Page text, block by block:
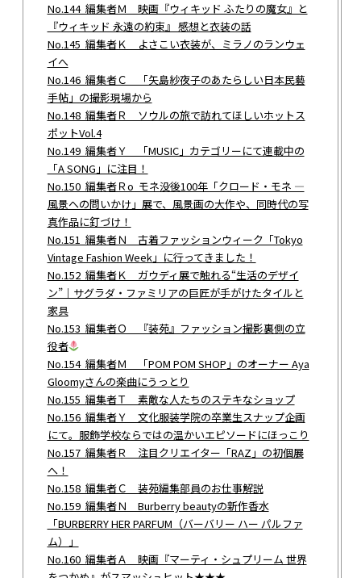
No.144 編集者Ｍ 映画『ウィキッド ふたりの魔女』と
『ウィキッド 永遠の約束』 感想と衣装の話
No.145 編集者Ｋ よさこい衣装が、ミラノのランウェ
イへ
No.146 編集者Ｃ 「矢島紗夜子のあたらしい日本民藝
手帖」の撮影現場から
No.148 編集者Ｒ ソウルの旅で訪れてほしいホットス
ポットVol.4
No.149 編集者Ｙ 「MUSIC」カテゴリーにて連載中の
「A SONG」に注目！
No.150 編集者Ｒo モネ没後100年「クロード・モネ —
風景への問いかけ」展で、風景画の大作や、同時代の写
真作品に釘づけ！
No.151 編集者Ｎ 古着ファッションウィーク「Tokyo
Vintage Fashion Week」に行ってきました！
No.152 編集者Ｋ ガウディ展で触れる“生活のデザイ
ン”｜サグラダ・ファミリアの巨匠が手がけたタイルと
家具
No.153 編集者Ｏ 『装苑』ファッション撮影裏側の立
役者
No.154 編集者Ｍ 「POM POM SHOP」のオーナー Aya
Gloomyさんの楽曲にうっとり
No.155 編集者Ｔ 素敵な人たちのステキなショップ
No.156 編集者Ｙ 文化服装学院の卒業生スナップ企画
にて。服飾学校ならではの温かいエピソードにほっこり
No.157 編集者Ｒ 注目クリエイター「RAZ」の初個展
へ！
No.158 編集者Ｃ 装苑編集部員のお仕事解説
No.159 編集者Ｎ Burberry beautyの新作香水
「BURBERRY HER PARFUM（バーバリー ハー パルファ
ム）」
No.160 編集者Ａ 映画『マーティ・シュプリーム 世界